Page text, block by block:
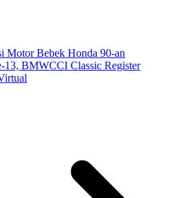
Motor Bebek Honda 90-an
13, BMWCCI Classic Register